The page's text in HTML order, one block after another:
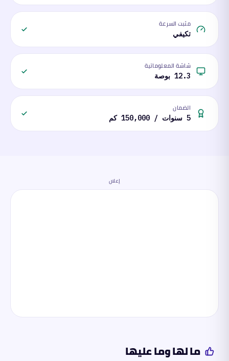
مثبت السرعة
تكيفي
شاشة المعلوماتية
12.3 بوصة
الضمان
5 سنوات / 150,000 كم
إعلان
ما لها وما عليها